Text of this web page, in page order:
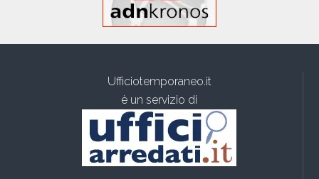
Ufficiotemporaneo.it
è un servizio di